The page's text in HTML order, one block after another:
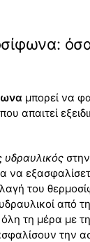
μπορεί να
που απαιτεί
υδραυλικός
να
του
από
τη μέρα με
την